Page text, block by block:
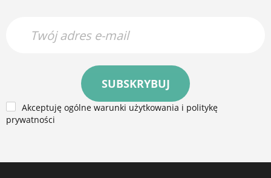
SUBSKRYBUJ
Akceptuję ogólne warunki użytkowania i politykę
prywatności